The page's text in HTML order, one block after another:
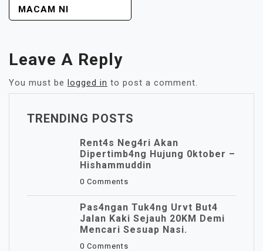
MACAM NI
Leave A Reply
You must be logged in to post a comment.
TRENDING POSTS
Rent4s Neg4ri Akan
Dipertimb4ng Hujung 0ktober –
Hishammuddin
0 Comments
Pas4ngan Tuk4ng Urvt But4
JaIan Kaki Sejauh 20KM Demi
Mencari Sesuap Nasi.
0 Comments